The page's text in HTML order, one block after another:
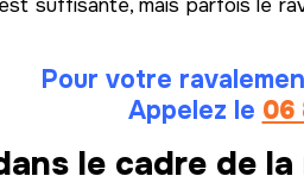
suffisante, mais parfois le
Pour votre
Appelez le 06
le cadre de